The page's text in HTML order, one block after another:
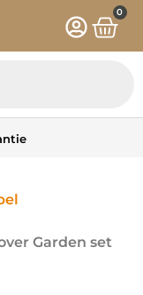
0
Garden set